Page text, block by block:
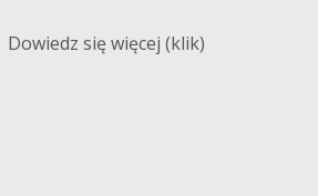
Dowiedz się więcej (klik)